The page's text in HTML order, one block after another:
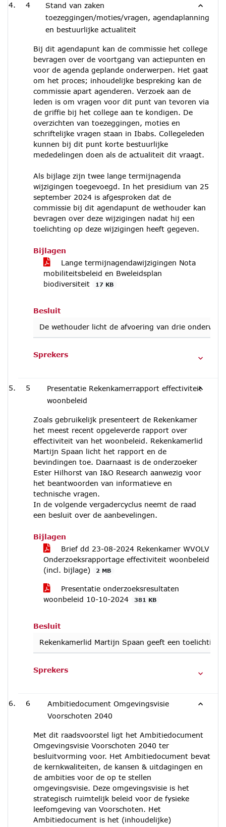
4
Stand van zaken
toezeggingen/moties/vragen, agendaplanning
en bestuurlijke actualiteit
Bij dit agendapunt kan de commissie het college
bevragen over de voortgang van actiepunten en
voor de agenda geplande onderwerpen. Het gaat
om het proces; inhoudelijke bespreking kan de
commissie apart agenderen. Verzoek aan de
leden is om vragen voor dit punt van tevoren via
de griffie bij het college aan te kondigen. De
overzichten van toezeggingen, moties en
schriftelijke vragen staan in Ibabs. Collegeleden
kunnen bij dit punt korte bestuurlijke
mededelingen doen als de actualiteit dit vraagt.
Als bijlage zijn twee lange termijnagenda
wijzigingen toegevoegd. In het presidium van 25
september 2024 is afgesproken dat de
commissie bij dit agendapunt de wethouder kan
bevragen over deze wijzigingen nadat hij een
toelichting op deze wijzigingen heeft gegeven.
Bijlagen
Lange termijnagendawijzigingen Nota
mobiliteitsbeleid en Bweleidsplan
biodiversiteit
17 KB
Besluit
De wethouder licht de afvoering van drie
Sprekers
5
Presentatie Rekenkamerrapport effectiviteit
woonbeleid
Zoals gebruikelijk presenteert de Rekenkamer
het meest recent opgeleverde rapport over
effectiviteit van het woonbeleid. Rekenkamerlid
Martijn Spaan licht het rapport en de
bevindingen toe. Daarnaast is de onderzoeker
Ester Hilhorst van I&O Research aanwezig voor
het beantwoorden van informatieve en
technische vragen.
In de volgende vergadercyclus neemt de raad
een besluit over de aanbevelingen.
Bijlagen
Brief dd 23-08-2024 Rekenkamer WVOLV
Onderzoeksrapportage effectiviteit woonbeleid
(incl. bijlage)
2 MB
Presentatie onderzoeksresultaten
woonbeleid 10-10-2024
381 KB
Besluit
Rekenkamerlid Martijn Spaan geeft een
Sprekers
6
Ambitiedocument Omgevingsvisie
Voorschoten 2040
Met dit raadsvoorstel ligt het Ambitiedocument
Omgevingsvisie Voorschoten 2040 ter
besluitvorming voor. Het Ambitiedocument bevat
de kernkwaliteiten, de kansen & uitdagingen en
de ambities voor de op te stellen
omgevingsvisie. Deze omgevingsvisie is het
strategisch ruimtelijk beleid voor de fysieke
leefomgeving van Voorschoten. Het
Ambitiedocument is het (inhoudelijke)